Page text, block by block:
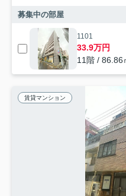
募集中の部屋
1101
33.9万円
11階 / 86.86
賃貸マンション